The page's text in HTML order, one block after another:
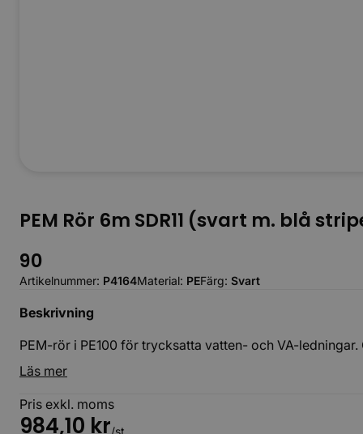
PEM Rör 6m SDR11 (svart m. blå
90
Artikelnummer: P4164Material: PEFärg: Svart
Beskrivning
PEM-rör i PE100 för trycksatta vatten- och VA-
Läs mer
Pris exkl. moms
984,10 kr/st